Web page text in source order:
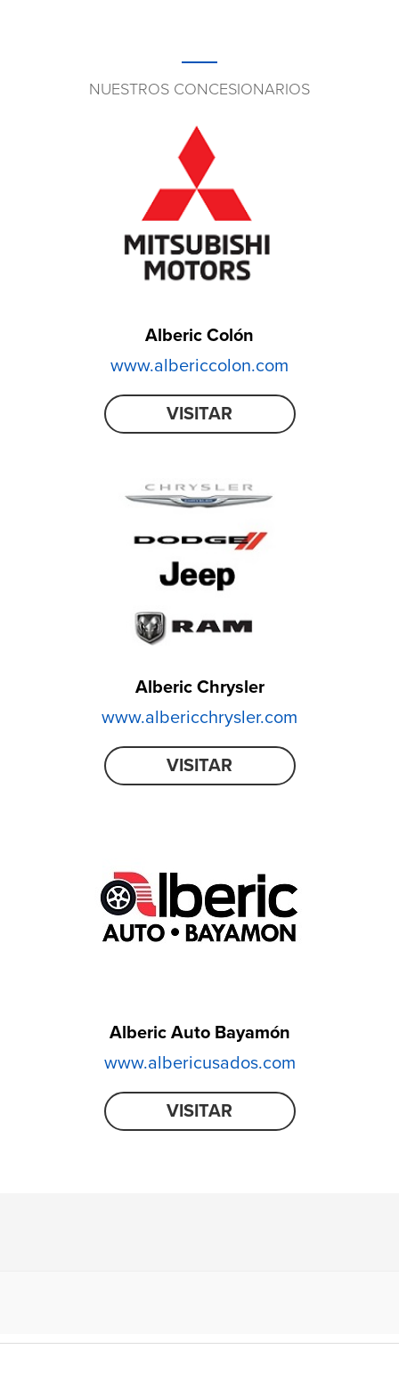
NUESTROS CONCESIONARIOS
Alberic Colón
www.albericcolon.com
VISITAR
Alberic Chrysler
www.albericchrysler.com
VISITAR
Alberic Auto Bayamón
www.albericusados.com
VISITAR